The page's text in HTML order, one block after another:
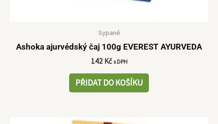
Sypané
Ashoka ajurvédský čaj 100g EVEREST AYURVEDA
142 Kč s DPH
PŘIDAT DO KOŠÍKU